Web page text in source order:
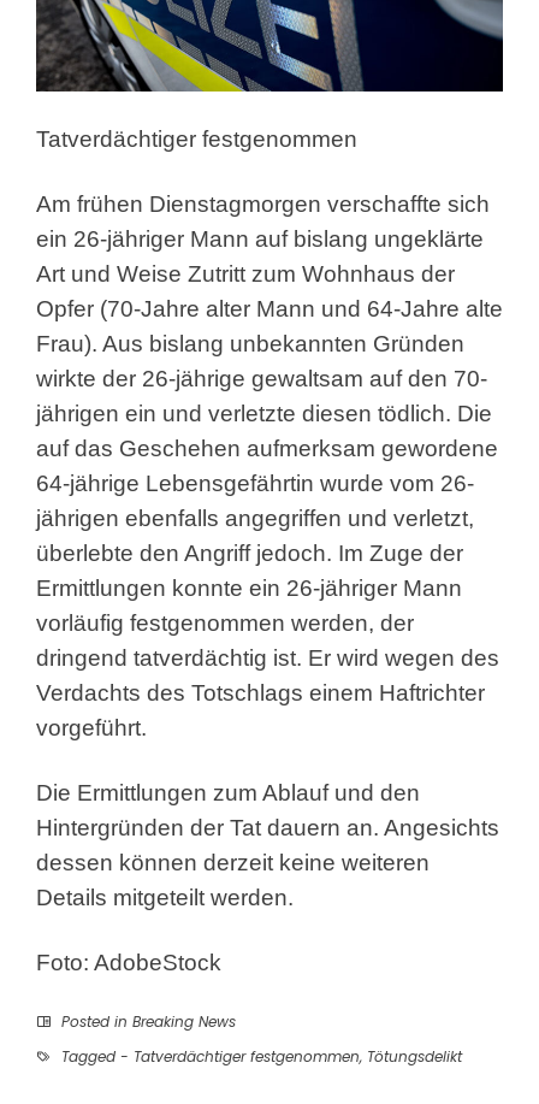
Tatverdächtiger festgenommen
Am frühen Dienstagmorgen verschaffte sich
ein 26-jähriger Mann auf bislang ungeklärte
Art und Weise Zutritt zum Wohnhaus der
Opfer (70-Jahre alter Mann und 64-Jahre alte
Frau). Aus bislang unbekannten Gründen
wirkte der 26-jährige gewaltsam auf den 70-
jährigen ein und verletzte diesen tödlich. Die
auf das Geschehen aufmerksam gewordene
64-jährige Lebensgefährtin wurde vom 26-
jährigen ebenfalls angegriffen und verletzt,
überlebte den Angriff jedoch. Im Zuge der
Ermittlungen konnte ein 26-jähriger Mann
vorläufig festgenommen werden, der
dringend tatverdächtig ist. Er wird wegen des
Verdachts des Totschlags einem Haftrichter
vorgeführt.
Die Ermittlungen zum Ablauf und den
Hintergründen der Tat dauern an. Angesichts
dessen können derzeit keine weiteren
Details mitgeteilt werden.
Foto: AdobeStock
Posted in Breaking News
Tagged - Tatverdächtiger festgenommen, Tötungsdelikt